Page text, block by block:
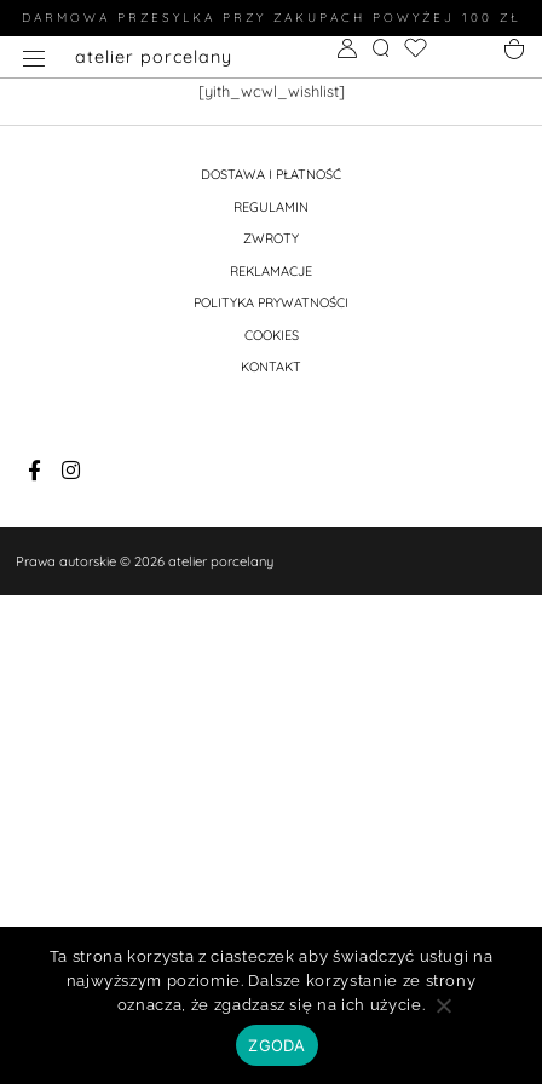
DARMOWA PRZESYLKA PRZY ZAKUPACH POWYŻEJ 100 ZŁ
atelier porcelany
[yith_wcwl_wishlist]
DOSTAWA I PŁATNOŚĆ
REGULAMIN
ZWROTY
REKLAMACJE
POLITYKA PRYWATNOŚCI
COOKIES
KONTAKT
Prawa autorskie © 2026 atelier porcelany
Ta strona korzysta z ciasteczek aby świadczyć usługi na
najwyższym poziomie. Dalsze korzystanie ze strony
oznacza, że zgadzasz się na ich użycie.
ZGODA